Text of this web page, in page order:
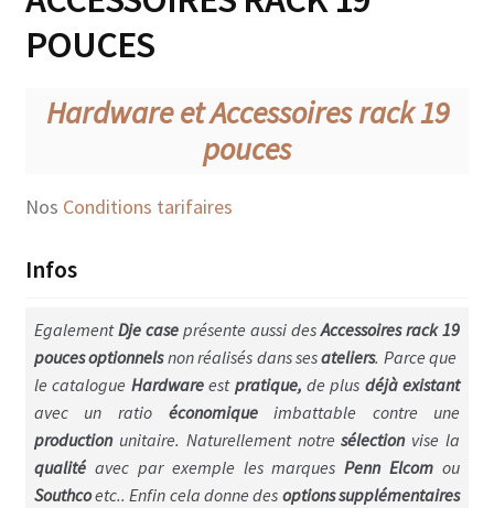
Console lumière, son & vidéo
Flightcase Appareils photo
Flightcase Informatique
Table & divers Dj
Disque CD & vinyls
POUCES
Hardware et Accessoires rack 19
pouces
Nos Conditions tarifaires
Infos
EgalementDje case présente aussi desAccessoires rack 19
pouces optionnelsnon réalisés dans sesateliers. Parce que
le catalogue Hardwareest pratique, de plus déjà existant
avec un ratio économiqueimbattable contre une
productionunitaire. Naturellement notresélectionvise la
qualitéavec par exemple les marquesPenn Elcomou
Southcoetc.. Enfin cela donne des options supplémentaires